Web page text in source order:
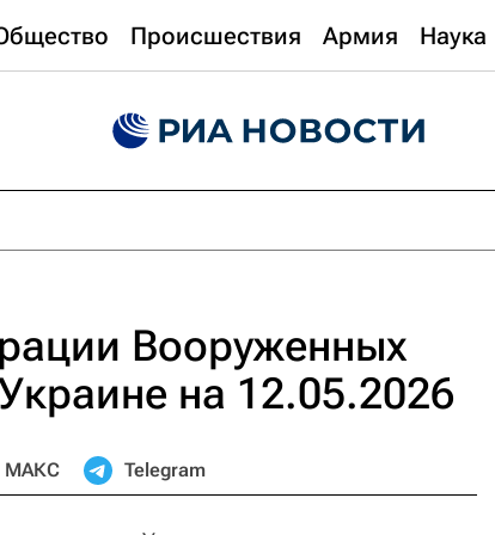
Происшествия Армия Наука
Вооруженных
на 12.05.2026
МАКС Telegram